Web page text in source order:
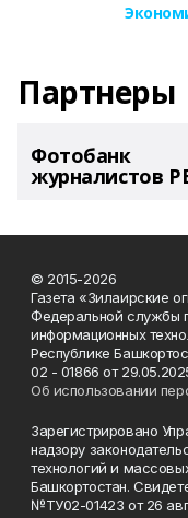
Партнеры
Фотобанк
журналистов
© 2015-2026
Газета «Зилаирские
Федеральной службы
информационных
Республике
02 - 01866 от
Об использовании
Зарегистрировано
надзору
технологий и
Башкортостан.
№ТУ02-01423 от 26